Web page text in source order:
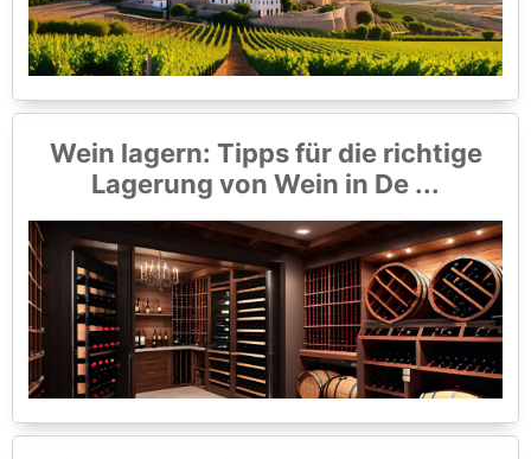
Wein lagern: Tipps für die richtige
Lagerung von Wein in De ...